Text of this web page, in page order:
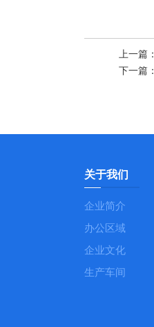
上一篇：
下一篇：
关于我们
企业简介
办公区域
企业文化
生产车间